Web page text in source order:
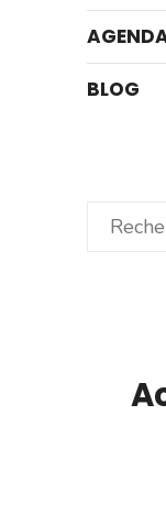
BLOG